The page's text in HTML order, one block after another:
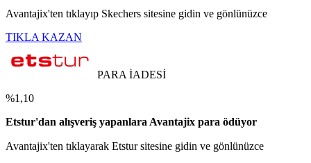
Avantajix'ten tıklayıp Skechers sitesine gidin ve gönlünüzce
TIKLA KAZAN
PARA İADESİ
%1,10
Etstur'dan alışveriş yapanlara Avantajix para ödüyor
Avantajix'ten tıklayarak Etstur sitesine gidin ve gönlünüzce